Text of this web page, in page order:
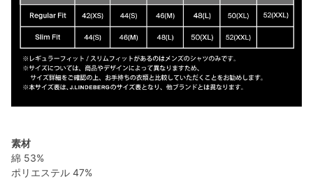
素材
綿 53%
ポリエステル 47%